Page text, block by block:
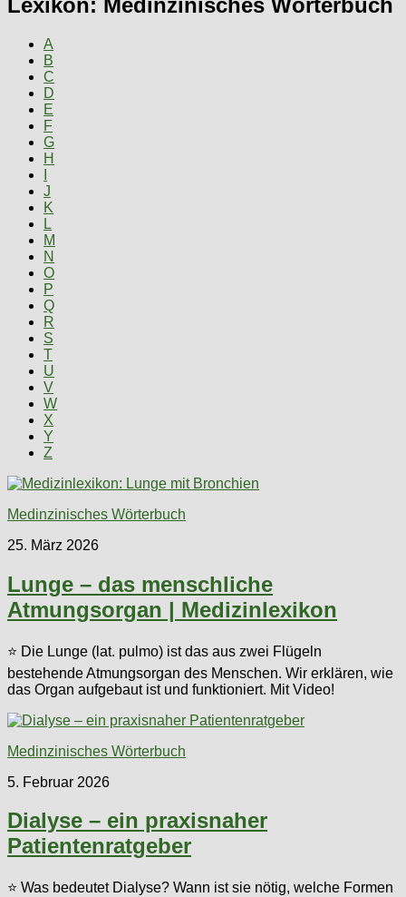
A
B
C
D
E
F
G
H
J
K
L
M
N
O
P
Q
R
S
T
U
V
W
X
Y
Z
Medinzinisches Wörterbuch
25. März 2026
Lunge – das menschliche
Atmungsorgan | Medizinlexikon
⭐ Die Lunge (lat. pulmo) ist das aus zwei Flügeln
bestehende Atmungsorgan des Menschen. Wir erklären, wie
das Organ aufgebaut ist und funktioniert. Mit Video!
Medinzinisches Wörterbuch
5. Februar 2026
Dialyse – ein praxisnaher
Patientenratgeber
⭐ Was bedeutet Dialyse? Wann ist sie nötig, welche Formen